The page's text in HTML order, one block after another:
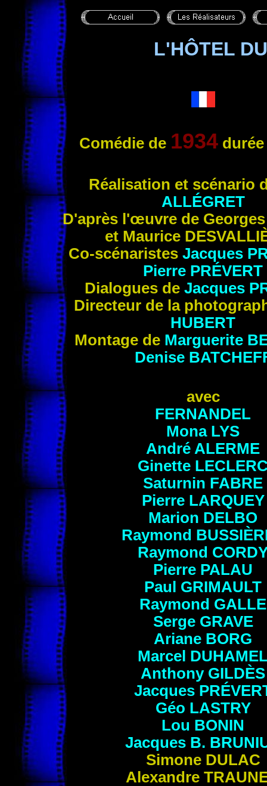
L'HÔTEL
Comédie de 1934
Réalisation et scénario
ALLÉGRET
D'après l'œuvre de
et Maurice
Co-scénaristes Jacques
Pierre PRÉVERT
Dialogues de Jacques
Directeur de la
HUBERT
Montage de Marguerite
Denise
avec
FERNANDEL
MonaLYS
André ALERME
Ginette
Saturnin FABRE
Pierre LARQUEY
Marion DELBO
Raymond
Raymond
Pierre PALAU
Paul GRIMAULT
Raymond GALLE
Serge GRAVE
Ariane BORG
Marcel
Anthony GILDÈS
Jacques
Géo LASTRY
Lou BONIN
Jacques B.
Simone DULAC
Alexandre